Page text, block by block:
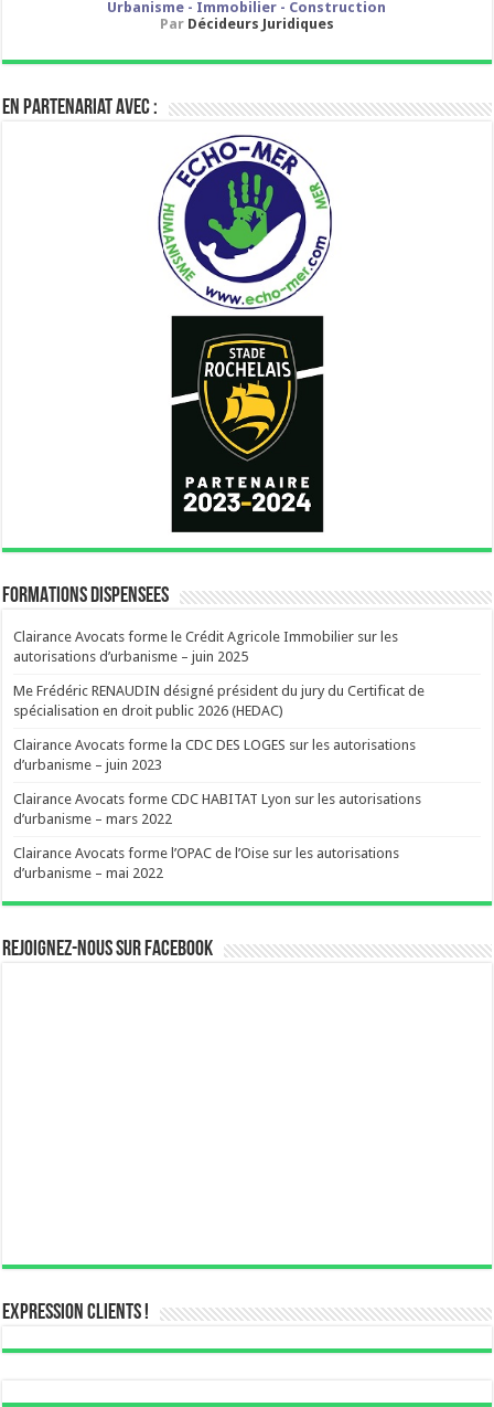
Urbanisme - Immobilier - Construction
Par Décideurs Juridiques
En partenariat avec :
FORMATIONS DISPENSEES
Clairance Avocats forme le Crédit Agricole Immobilier sur les
autorisations d’urbanisme – juin 2025
Me Frédéric RENAUDIN désigné président du jury du Certificat de
spécialisation en droit public 2026 (HEDAC)
Clairance Avocats forme la CDC DES LOGES sur les autorisations
d’urbanisme – juin 2023
Clairance Avocats forme CDC HABITAT Lyon sur les autorisations
d’urbanisme – mars 2022
Clairance Avocats forme l’OPAC de l’Oise sur les autorisations
d’urbanisme – mai 2022
Rejoignez-nous sur Facebook
Expression Clients !